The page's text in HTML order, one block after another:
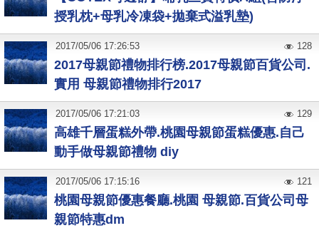
授乳枕+母乳冷凍袋+拋棄式溢乳墊)
2017母親節禮物排行榜.2017母親節百貨公司.
實用 母親節禮物排行2017
2017/05/06 17:26:53 128
高雄千層蛋糕外帶.桃園母親節蛋糕優惠.自己
動手做母親節禮物 diy
2017/05/06 17:21:03 129
桃園母親節優惠餐廳.桃園 母親節.百貨公司母
親節特惠dm
2017/05/06 17:15:16 121